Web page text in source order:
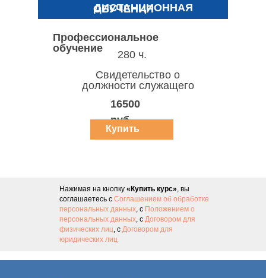
ОБУЧЕНИЯ
ДИСТАНЦИОННАЯ
Профессиональное
обучение
Свидетельство о
должности служащего
280 ч.
16500
руб.
Купить
курс
Нажимая на кнопку «Купить курс», вы
соглашаетесь с Соглашением об обработке
персональных данных, с Положением о
персональных данных, с Договором для
физических лиц, с Договором для
юридических лиц